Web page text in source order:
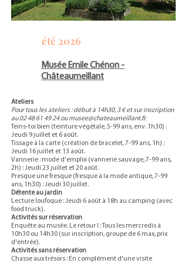
été 2026
Musée Emile Chénon -
Châteaumeillant
Ateliers
Pour tous les ateliers : début à 14h30, 3 € et sur inscription
au02 48 61 49 24oumusee@chateaumeillant.fr.
Teins-toi bien (teinture végétale, 5-99 ans, env. 1h30) :
Jeudi 9 juillet et 6 août.
Tissage à la carte (création de bracelet, 7-99 ans, 1h) :
Jeudi 16 juillet et 13 août.
Vannerie : mode d'emploi (vannerie sauvage, 7-99 ans,
2h) : Jeudi 23 juillet et 20 août.
Presque une fresque (fresque à la mode antique, 7-99
ans, 1h30) : Jeudi 30 juillet.
Détente au jardin
Lecture loufoque : Jeudi 6 août à 18h au camping (avec
food truck).
Activités sur réservation
Enquête au musée. Le retour ! : Tous les mercredis à
10h30 ou 14h30 (sur inscription, groupe de 6 max, prix
d'entrée).
Activités sans réservation
Chasse aux trésors : En complément d'une visite